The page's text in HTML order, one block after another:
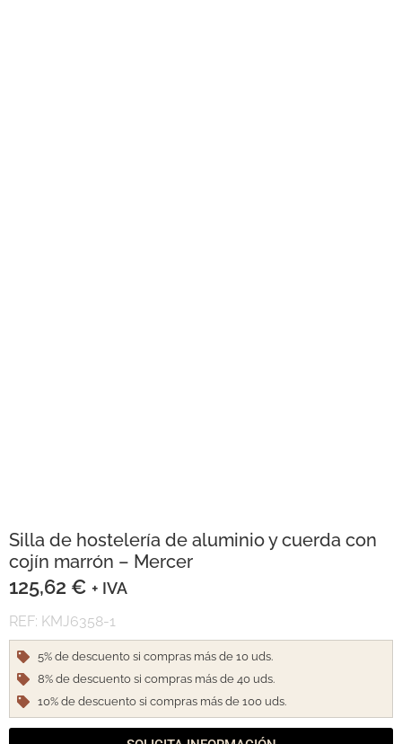
Silla de hostelería de aluminio y cuerda con
cojín marrón – Mercer
125,62 € + IVA
REF: KMJ6358-1
5% de descuento si compras más de 10 uds.
8% de descuento si compras más de 40 uds.
10% de descuento si compras más de 100 uds.